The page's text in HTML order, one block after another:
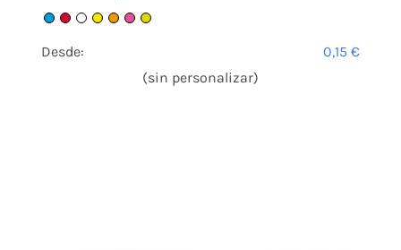
Desde: 0,15€
(sin personalizar)